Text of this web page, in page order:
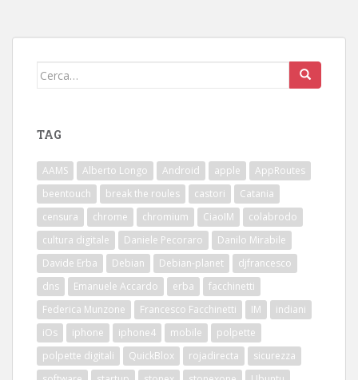
Cerca:
TAG
AAMS Alberto Longo Android apple
AppRoutes
beentouch
break the roules castori
Catania
censura
chrome chromium CiaoIM
colabrodo
cultura digitale
Daniele Pecoraro
Danilo Mirabile
Davide Erba
Debian Debian-planet
djfrancesco
dns
Emanuele Accardo erba
facchinetti
Federica Munzone
Francesco Facchinetti IM
indiani
iOs
iphone iphone4 mobile
polpette
polpette digitali
QuickBlox rojadirecta
sicurezza